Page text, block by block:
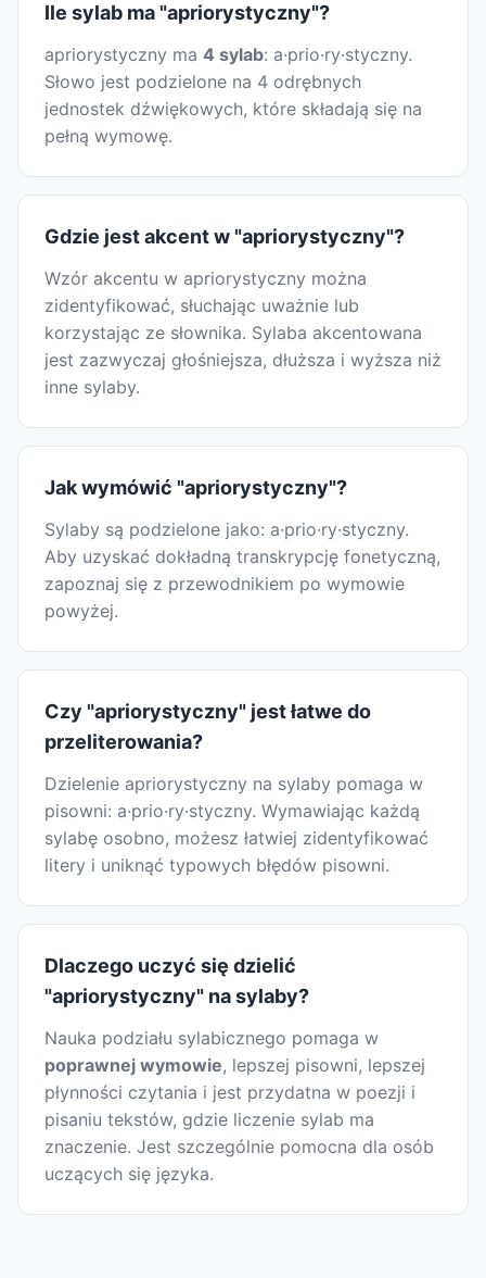
Ile sylab ma "apriorystyczny"?
apriorystyczny ma 4 sylab: a·prio·ry·styczny.
Słowo jest podzielone na 4 odrębnych
jednostek dźwiękowych, które składają się na
pełną wymowę.
Gdzie jest akcent w "apriorystyczny"?
Wzór akcentu w apriorystyczny można
zidentyfikować, słuchając uważnie lub
korzystając ze słownika. Sylaba akcentowana
jest zazwyczaj głośniejsza, dłuższa i wyższa niż
inne sylaby.
Jak wymówić "apriorystyczny"?
Sylaby są podzielone jako: a·prio·ry·styczny.
Aby uzyskać dokładną transkrypcję fonetyczną,
zapoznaj się z przewodnikiem po wymowie
powyżej.
Czy "apriorystyczny" jest łatwe do
przeliterowania?
Dzielenie apriorystyczny na sylaby pomaga w
pisowni: a·prio·ry·styczny. Wymawiając każdą
sylabę osobno, możesz łatwiej zidentyfikować
litery i uniknąć typowych błędów pisowni.
Dlaczego uczyć się dzielić
"apriorystyczny" na sylaby?
Nauka podziału sylabicznego pomaga w
poprawnej wymowie, lepszej pisowni, lepszej
płynności czytania i jest przydatna w poezji i
pisaniu tekstów, gdzie liczenie sylab ma
znaczenie. Jest szczególnie pomocna dla osób
uczących się języka.